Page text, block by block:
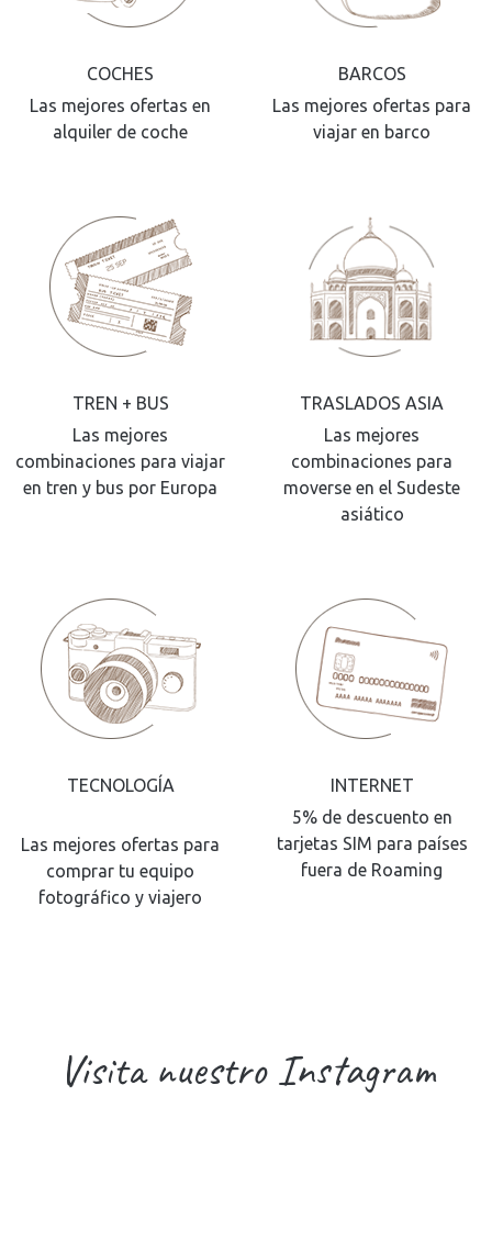
COCHES
Las mejores ofertas en
alquiler de coche
BARCOS
Las mejores ofertas para
viajar en barco
TREN + BUS
Las mejores
combinaciones para viajar
en tren y bus por Europa
TRASLADOS ASIA
Las mejores
combinaciones para
moverse en el Sudeste
asiático
TECNOLOGÍA
Las mejores ofertas para
comprar tu equipo
fotográfico y viajero
INTERNET
5% de descuento en
tarjetas SIM para países
fuera de Roaming
Visita nuestro Instagram